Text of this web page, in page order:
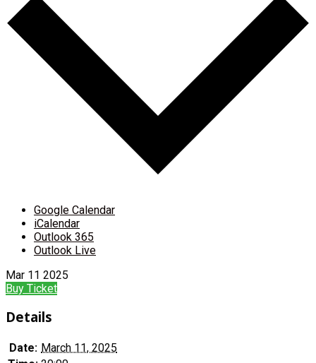
Google Calendar
iCalendar
Outlook 365
Outlook Live
Mar 11 2025
Buy Ticket
Details
Date: March 11, 2025